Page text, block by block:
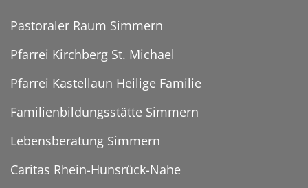
Pastoraler Raum Simmern
Pfarrei Kirchberg St. Michael
Pfarrei Kastellaun Heilige Familie
Familienbildungsstätte Simmern
Lebensberatung Simmern
Caritas Rhein-Hunsrück-Nahe